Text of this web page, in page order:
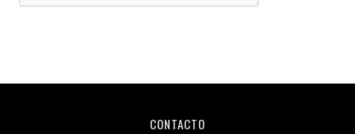
CONTACTO